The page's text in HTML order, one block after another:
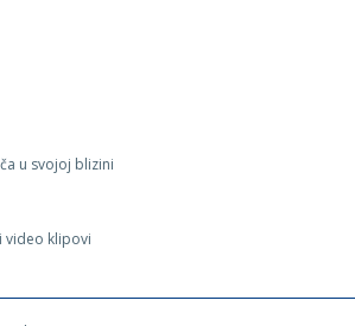
u svojoj blizini
video klipovi